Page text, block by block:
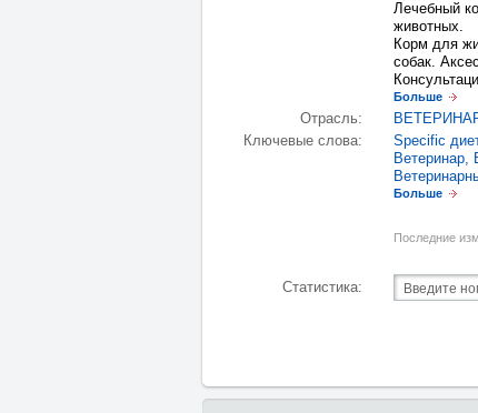
Лечебный
животных.
Корм для
собак.
Больше
Отрасль:
Ключевые слова:
Specific
Ветеринар,
Больше
Последние
Статистика: